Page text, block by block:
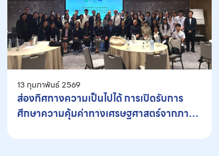
13 กุมภาพันธ์ 2569
ส่องทิศทางความเป็นไปได้ การเปิดรับการ
ศึกษาความคุ้มค่าทางเศรษฐศาสตร์จากภาค